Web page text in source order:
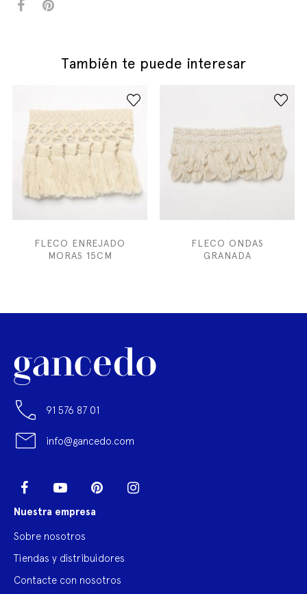
También te puede interesar
FLECO ENREJADO
MORAS 15CM
FLECO ONDAS
GRANADA
91 576 87 01
info@gancedo.com
Facebook YouTube Pinterest
Nuestra empresa
Sobre nosotros
Tiendas y distribuidores
Contacte con nosotros